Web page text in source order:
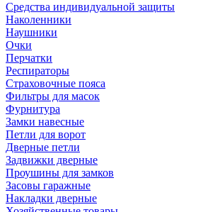
Средства индивидуальной защиты
Наколенники
Наушники
Очки
Перчатки
Респираторы
Страховочные пояса
Фильтры для масок
Фурнитура
Замки навесные
Петли для ворот
Дверные петли
Задвижки дверные
Проушины для замков
Засовы гаражные
Накладки дверные